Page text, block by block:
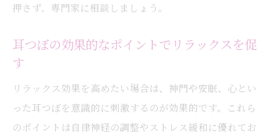
押さず、専門家に相談しましょう。
耳つぼの効果的なポイントでリラックスを促
す
リラックス効果を高めたい場合は、神門や安眠、心とい
った耳つぼを意識的に刺激するのが効果的です。これら
のポイントは自律神経の調整やストレス緩和に優れてお